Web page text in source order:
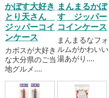
かぼす大好き
とり天さん
ジッパーコイ
ンケース
カボスが大好き
な大分県のご当
地グルメ....
まんまるかぼ
す ジッパー
コインケース
まんまるなフォ
ルムがかわいい
湯あがり....